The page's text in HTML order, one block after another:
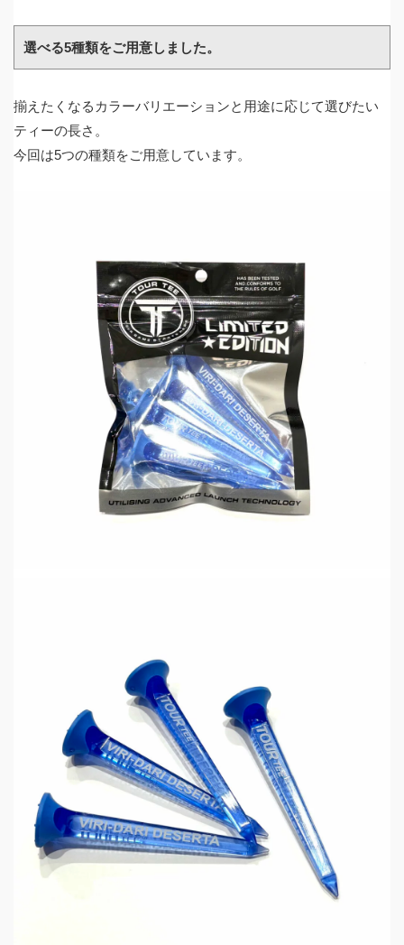
選べる5種類をご用意しました。
揃えたくなるカラーバリエーションと用途に応じて選びたい
ティーの長さ。
今回は5つの種類をご用意しています。